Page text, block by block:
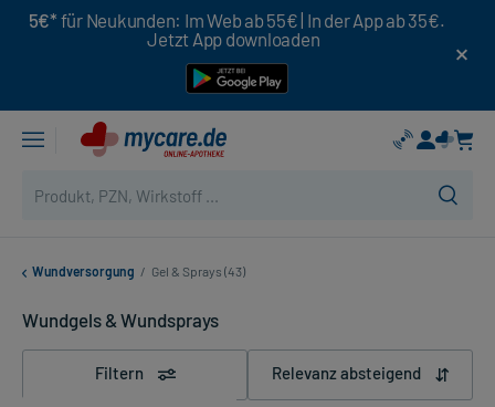
5€* für Neukunden: Im Web ab 55€ | In der App ab 35€.
Jetzt App downloaden
Wundversorgung / Gel & Sprays (43)
Wundgels & Wundsprays
Filtern Relevanz absteigend